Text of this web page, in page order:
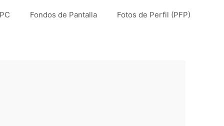
Fondos de Pantalla Fotos de Perfil (PFP)